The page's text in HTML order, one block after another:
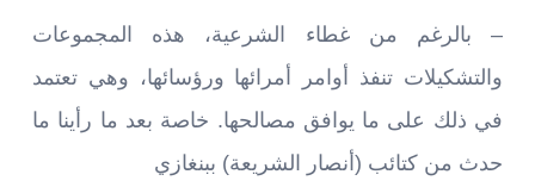
– بالرغم من غطاء الشرعية، هذه المجموعات
والتشكيلات تنفذ أوامر أمرائها ورؤسائها، وهي تعتمد
في ذلك على ما يوافق مصالحها. خاصة بعد ما رأينا ما
حدث من كتائب (أنصار الشريعة) ببنغازي